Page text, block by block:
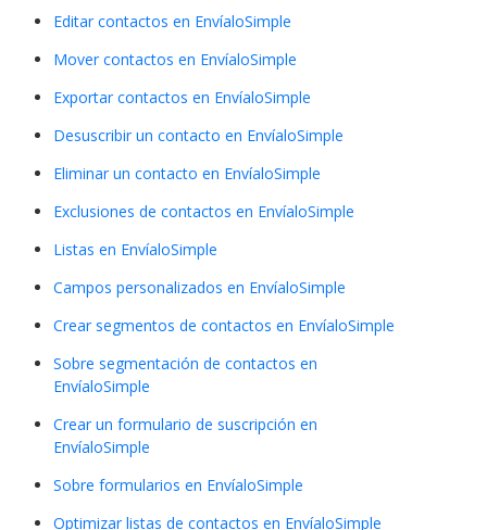
Editar contactos en EnvíaloSimple
Mover contactos en EnvíaloSimple
Exportar contactos en EnvíaloSimple
Desuscribir un contacto en EnvíaloSimple
Eliminar un contacto en EnvíaloSimple
Exclusiones de contactos en EnvíaloSimple
Listas en EnvíaloSimple
Campos personalizados en EnvíaloSimple
Crear segmentos de contactos en EnvíaloSimple
Sobre segmentación de contactos en
EnvíaloSimple
Crear un formulario de suscripción en
EnvíaloSimple
Sobre formularios en EnvíaloSimple
Optimizar listas de contactos en EnvíaloSimple